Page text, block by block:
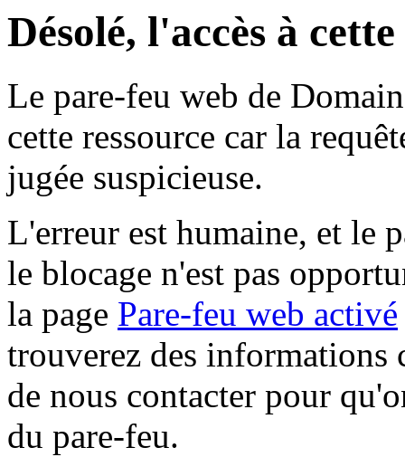
Désolé, l'accès à
Le pare-feu web de
cette ressource car la
jugée suspicieuse.
L'erreur est humaine, et le
le blocage n'est pas
la page Pare-feu web activé
trouverez des informations
de nous contacter pour
du pare-feu.